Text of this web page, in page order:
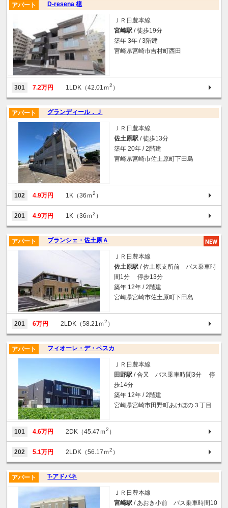
D-resena 檍
アパート
ＪＲ日豊本線
宮崎駅 / 徒歩19分
築年 3年 / 3階建
宮崎県宮崎市吉村町西田
301 7.2万円 1LDK（42.01ｍ2 ）
グランディール．Ｊ
アパート
ＪＲ日豊本線
佐土原駅 / 徒歩13分
築年 20年 / 2階建
宮崎県宮崎市佐土原町下田島
102 4.9万円 1K（36ｍ2 ）
201 4.9万円 1K（36ｍ2 ）
ブランシェ・佐土原Ａ
アパート
ＪＲ日豊本線
佐土原駅 / 佐土原支所前 バス乗車時
間1分 停歩13分
築年 12年 / 2階建
宮崎県宮崎市佐土原町下田島
201 6万円 2LDK（58.21ｍ2 ）
フィオーレ・デ・ペスカ
アパート
ＪＲ日豊本線
田野駅 / 合又 バス乗車時間3分 停
歩14分
築年 12年 / 2階建
宮崎県宮崎市田野町あけぼの３丁目
101 4.6万円 2DK（45.47ｍ2 ）
202 5.1万円 2LDK（56.17ｍ2 ）
T-アドパネ
アパート
ＪＲ日豊本線
宮崎駅 / あおき小前 バス乗車時間10